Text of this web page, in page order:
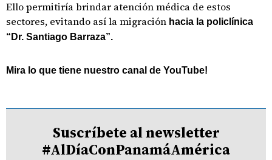
Ello permitiría brindar atención médica de estos
sectores, evitando así la migración hacia la policlínica
“Dr. Santiago Barraza”.
Mira lo que tiene nuestro canal de YouTube!
Suscríbete al newsletter
#AlDíaConPanamáAmérica